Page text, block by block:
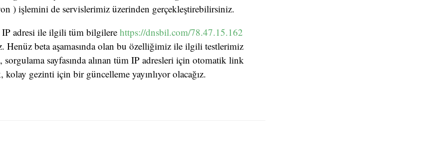
) işlemini de servislerimiz üzerinden gerçekleştirebilirsiniz.
adresi ile ilgili tüm bilgilere https://dnsbil.com/78.47.15.162
Henüz beta aşamasında olan bu özelliğimiz ile ilgili testlerimiz
sorgulama sayfasında alınan tüm IP adresleri için otomatik link
kolay gezinti için bir güncelleme yayınlıyor olacağız.